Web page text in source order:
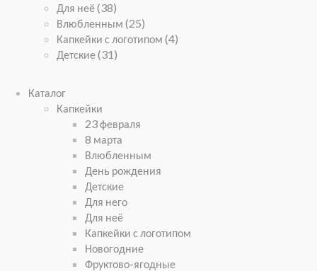
Для неё(38)
Влюбленным (25)
Капкейки с логотипом (4)
Детские(31)
Каталог
Капкейки
23 февраля
8 марта
Влюбленным
День рождения
Детские
Для него
Для неё
Капкейки с логотипом
Новогодние
Фруктово-ягодные